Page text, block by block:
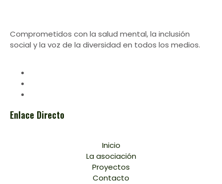
Comprometidos con la salud mental, la inclusión
social y la voz de la diversidad en todos los medios.
Enlace Directo
Inicio
La asociación
Proyectos
Contacto